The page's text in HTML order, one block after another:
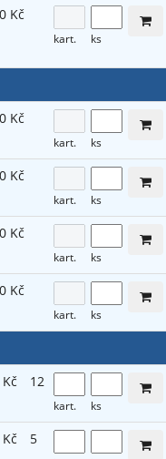
Kč
kart. ks
Kč
kart. ks
Kč
kart. ks
Kč
kart. ks
Kč
kart. ks
12
kart. ks
5